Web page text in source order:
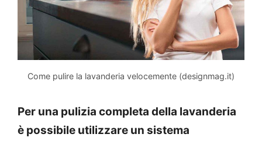
Come pulire la lavanderia velocemente (designmag.it)
Per una pulizia completa della lavanderia
è possibile utilizzare un sistema